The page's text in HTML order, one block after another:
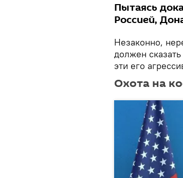
Пытаясь
Россией,
Незаконно,
должен
эти его
Охота на